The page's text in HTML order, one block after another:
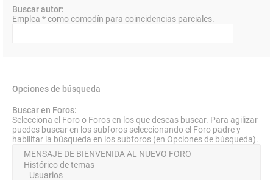
Buscar autor:
Emplea * como comodín para coincidencias parciales.
Opciones de búsqueda
Buscar en Foros:
Selecciona el Foro o Foros en los que deseas buscar. Para agilizar
puedes buscar en los subforos seleccionando el Foro padre y
habilitar la búsqueda en los subforos (en Opciones de búsqueda).